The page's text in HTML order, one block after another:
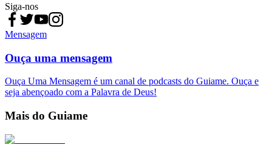
Siga-nos
Mensagem
Ouça uma mensagem
Ouça Uma Mensagem é um canal de podcasts do Guiame. Ouça e
seja abençoado com a Palavra de Deus!
Mais do Guiame